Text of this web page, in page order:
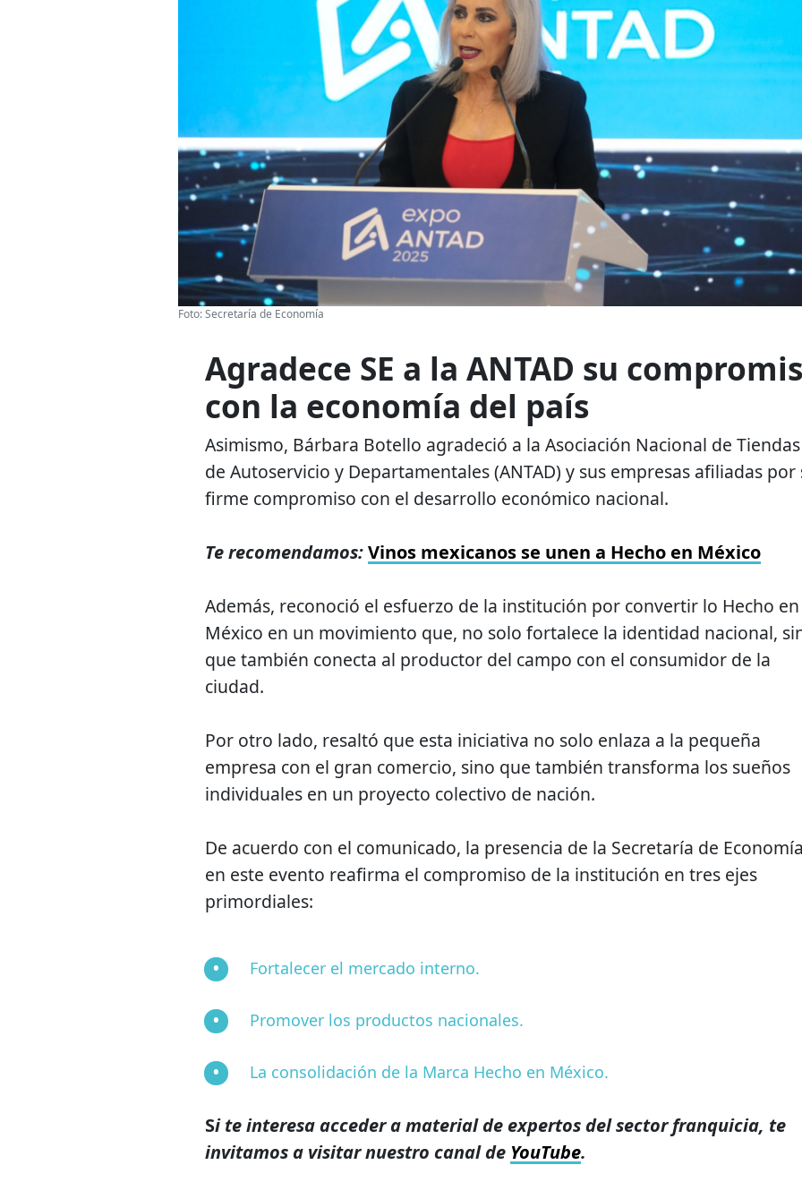
Foto: Secretaría de Economía
Agradece SE a la ANTAD su
con la economía del país
Asimismo, Bárbara Botello agradeció a la Asociación Nacional de Tiendas
de Autoservicio y Departamentales (ANTAD) y sus empresas afiliadas por
firme compromiso con el desarrollo económico nacional.
Te recomendamos:Vinos mexicanos se unen a Hecho en México
Además, reconoció el esfuerzo de la institución por convertir lo Hecho en
México en un movimiento que, no solo fortalece la identidad nacional,
que también conecta al productor del campo con el consumidor de la
ciudad.
Por otro lado, resaltó que esta iniciativa no solo enlaza a la pequeña
empresa con el gran comercio, sino que también transforma los sueños
individuales en un proyecto colectivo de nación.
De acuerdo con el comunicado, la presencia de la Secretaría de
en este evento reafirma el compromiso de la institución en tres ejes
primordiales:
Fortalecer el mercado interno.
Promover los productos nacionales.
La consolidación de la Marca Hecho en México.
Si te interesa acceder a material de expertos del sector franquicia, te
invitamos a visitar nuestro canal de YouTube.